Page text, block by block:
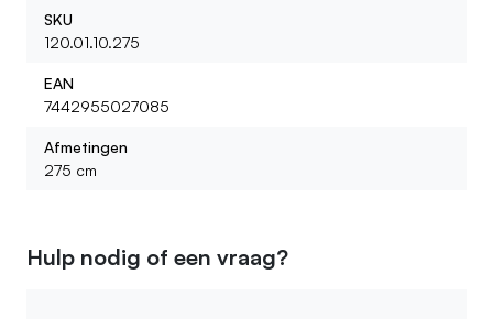
SKU
120.01.10.275
EAN
7442955027085
Afmetingen
275 cm
Hulp nodig of een vraag?